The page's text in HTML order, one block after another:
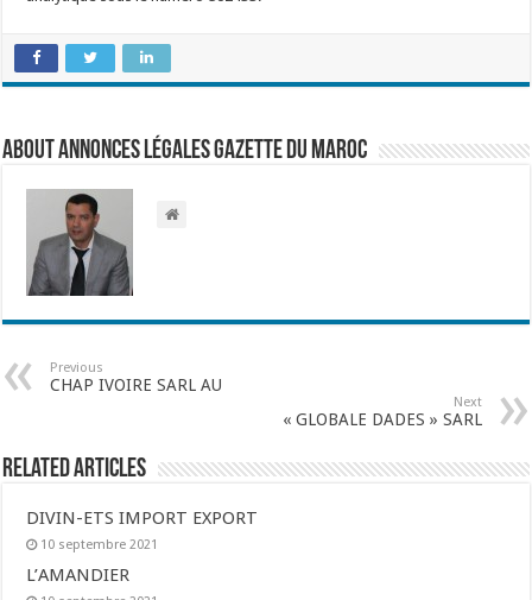
About Annonces légales Gazette du Maroc
Previous
CHAP IVOIRE SARL AU
Next
« GLOBALE DADES » SARL
Related Articles
DIVIN-ETS IMPORT EXPORT
10 septembre 2021
L’AMANDIER